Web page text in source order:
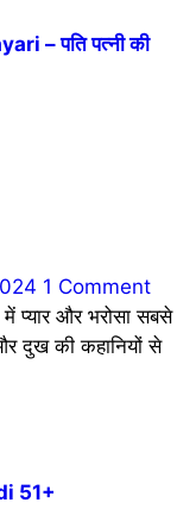
– पति पत्नी की
1 Comment
दुख की कहानियों से
51+